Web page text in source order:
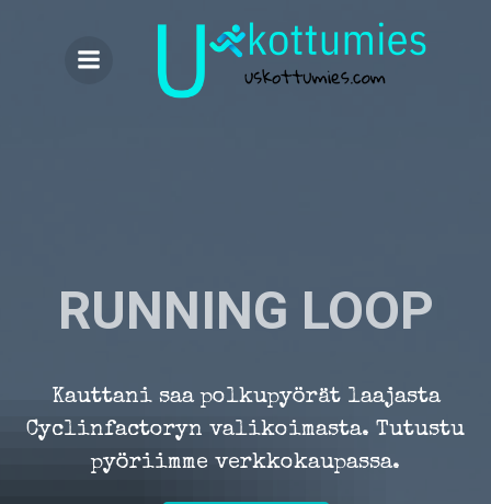
to
content
RUNNING LOOP
Kauttani saa polkupyörät laajasta
Cyclinfactoryn valikoimasta. Tutustu
pyöriimme verkkokaupassa.